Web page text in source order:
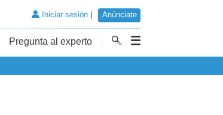
Iniciar sesión| Anúnciate
Pregunta al experto